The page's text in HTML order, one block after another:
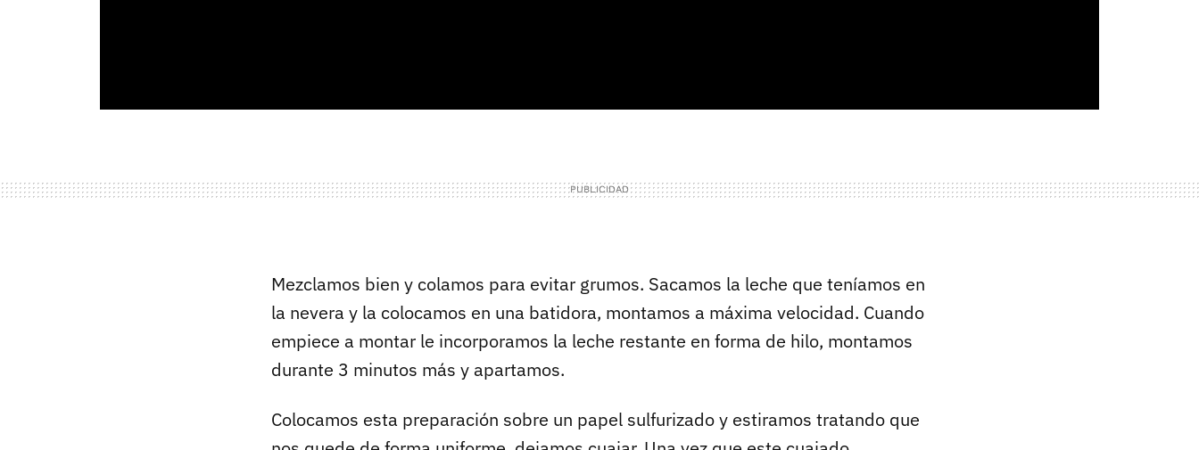
Mezclamos bien y colamos para evitar grumos. Sacamos la leche que teníamos en
la nevera y la colocamos en una batidora, montamos a máxima velocidad. Cuando
empiece a montar le incorporamos la leche restante en forma de hilo, montamos
durante 3 minutos más y apartamos.
Colocamos esta preparación sobre un papel sulfurizado y estiramos tratando que